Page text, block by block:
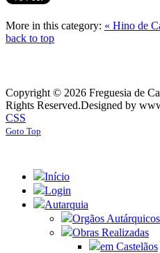
More in this category: « Hino de
back to top
Copyright © 2026 Freguesia de
Rights Reserved.Designed by
CSS
Goto Top
Início
Login
Autarquia
Orgãos Autárquicos
Obras Realizadas
em Castelãos